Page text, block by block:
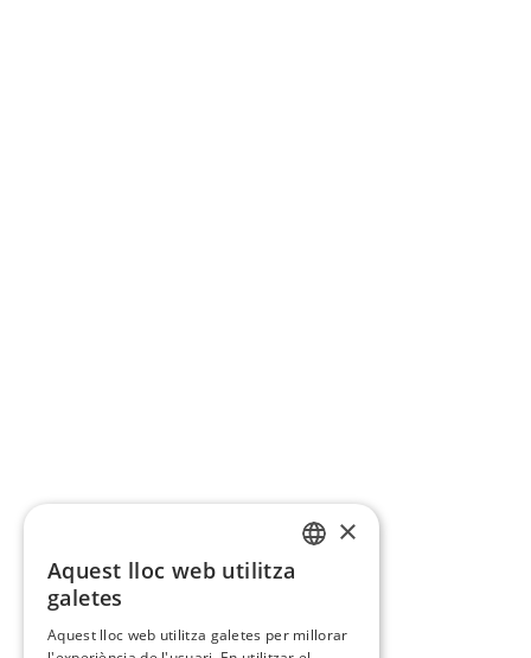
×
Aquest lloc web utilitza
galetes
Aquest lloc web utilitza galetes per millorar